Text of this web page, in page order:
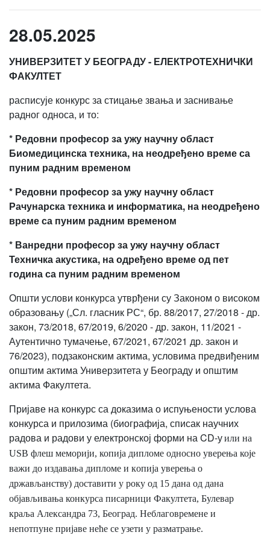
28.05.2025
УНИВЕРЗИТЕТ У БЕОГРАДУ - ЕЛЕКТРОТЕХНИЧКИ
ФАКУЛТЕТ
расписује конкурс за стицање звања и заснивање
радног односа, и то:
* Редовни професор за ужу научну област
Биомедицинска техника, на неодређено време са
пуним радним временом
* Редовни професор за ужу научну област
Рачунарска техника и информатика, на неодређено
време са пуним радним временом
* Ванредни професор за ужу научну област
Техничка акустика, на одређено време од пет
година са пуним радним временом
Општи услови конкурса утврђени су Законом о високом
образовању („Сл. гласник РС“, бр. 88/2017, 27/2018 - др.
закон, 73/2018, 67/2019, 6/2020 - др. закон, 11/2021 -
Аутентично тумачење, 67/2021, 67/2021 др. закон и
76/2023), подзаконским актима, условима предвиђеним
општим актима Универзитета у Београду и општим
актима Факултета.
Пријаве на конкурс са доказима о испуњености услова
конкурса и прилозима (биографија, списак научних
радова и радови у електронској форми на CD-уили на
USB флеш меморији, копија дипломе односно уверења које
важи до издавања дипломе и кoпиja уверењa о
држављанству) доставити у року од 15 дана од дана
објављивања конкурса писарници Факултета, Булевар
краља Александра 73, Београд. Неблаговремене и
непотпуне пријаве неће се узети у разматрање.